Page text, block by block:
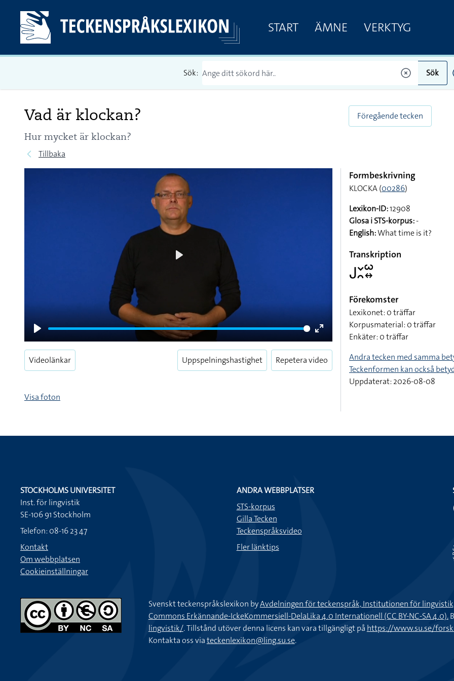
START ÄMNE VERKTYG
Sök: Sök
Vad är klockan?
Hur mycket är klockan?
Tillbaka
Föregående tecken
Play
Enter
fullscreen
Videolänkar Uppspelningshastighet Repetera video
Visa foton
Formbeskrivning
KLOCKA (00286)
Lexikon-ID:12908
Glosa i STS-korpus:-
English:What time is it?
Transkription
􌤢􌥖􌥘􌥱􌦉
Förekomster
Lexikonet: 0 träffar
Korpusmaterial: 0 träffar
Enkäter: 0 träffar
Andra tecken med samma
Teckenformen kan också
Uppdaterat: 2026-08-08
STOCKHOLMS UNIVERSITET
Inst. för lingvistik
SE-106 91 Stockholm
Telefon: 08-16 23 47
Kontakt
Om webbplatsen
Cookieinställningar
ANDRA WEBBPLATSER
STS-korpus
Gilla Tecken
Teckenspråksvideo
Fler länktips
Svenskt teckenspråkslexikon byAvdelningen för teckenspråk, Institutionen för
Commons Erkännande-IckeKommersiell-DelaLika 4.0 Internationell (CC BY-NC-SA 4.0).
lingvistik/. Tillstånd utöver denna licens kan vara tillgängligt på https://www.su.se/
Kontakta oss viateckenlexikon@ling.su.se.